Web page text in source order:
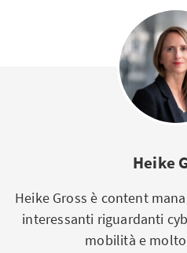
Heike
Heike Gross è content
interessanti riguardanti
mobilità e